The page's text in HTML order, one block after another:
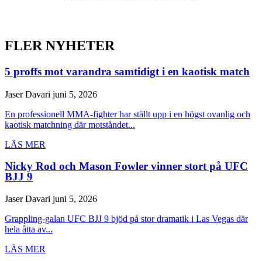
FLER NYHETER
5 proffs mot varandra samtidigt i en kaotisk match
Jaser Davari juni 5, 2026
En professionell MMA-fighter har ställt upp i en högst ovanlig och
kaotisk matchning där motståndet...
LÄS MER
Nicky Rod och Mason Fowler vinner stort på UFC
BJJ 9
Jaser Davari juni 5, 2026
Grappling-galan UFC BJJ 9 bjöd på stor dramatik i Las Vegas där
hela åtta av...
LÄS MER